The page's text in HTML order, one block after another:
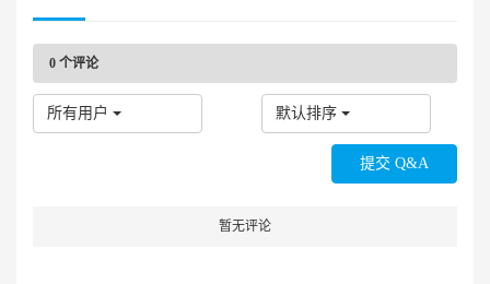
0 个评论
所有用户 默认排序
暂无评论